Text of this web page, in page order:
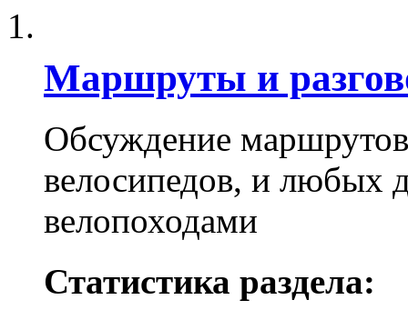
Маршруты и
Обсуждение
велосипедов, и любых
велопоходами
Статистика раздела: